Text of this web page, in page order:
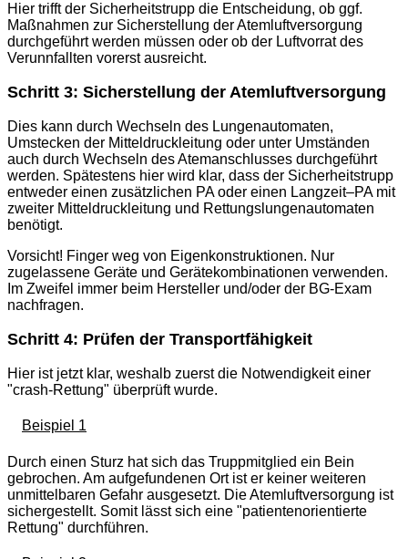
Hier trifft der Sicherheitstrupp die Entscheidung, ob ggf.
Maßnahmen zur Sicherstellung der Atemluftversorgung
durchgeführt werden müssen oder ob der Luftvorrat des
Verunnfallten vorerst ausreicht.
Schritt 3: Sicherstellung der Atemluftversorgung
Dies kann durch Wechseln des Lungenautomaten,
Umstecken der Mitteldruckleitung oder unter Umständen
auch durch Wechseln des Atemanschlusses durchgeführt
werden. Spätestens hier wird klar, dass der Sicherheitstrupp
entweder einen zusätzlichen PA oder einen Langzeit–PA mit
zweiter Mitteldruckleitung und Rettungslungenautomaten
benötigt.
Vorsicht! Finger weg von Eigenkonstruktionen. Nur
zugelassene Geräte und Gerätekombinationen verwenden.
Im Zweifel immer beim Hersteller und/oder der BG-Exam
nachfragen.
Schritt 4: Prüfen der Transportfähigkeit
Hier ist jetzt klar, weshalb zuerst die Notwendigkeit einer
"crash-Rettung" überprüft wurde.
Beispiel 1
Durch einen Sturz hat sich das Truppmitglied ein Bein
gebrochen. Am aufgefundenen Ort ist er keiner weiteren
unmittelbaren Gefahr ausgesetzt. Die Atemluftversorgung ist
sichergestellt. Somit lässt sich eine "patientenorientierte
Rettung" durchführen.